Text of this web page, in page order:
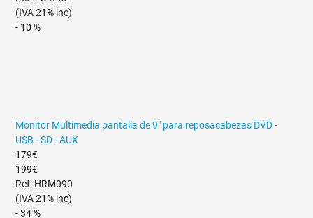
(IVA 21% inc)
- 10 %
Monitor Multimedia pantalla de 9" para reposacabezas DVD -
USB - SD - AUX
179€
199€
Ref: HRM090
(IVA 21% inc)
- 34 %